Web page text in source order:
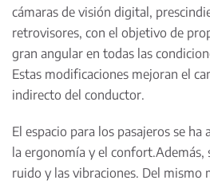
cámaras de visión digital,
retrovisores, con el objetivo de
gran angular en todas las
Estas modificaciones mejoran el
indirecto del conductor.
El espacio para los pasajeros se
la ergonomía y el confort.Además,
ruido y las vibraciones. Del mismo